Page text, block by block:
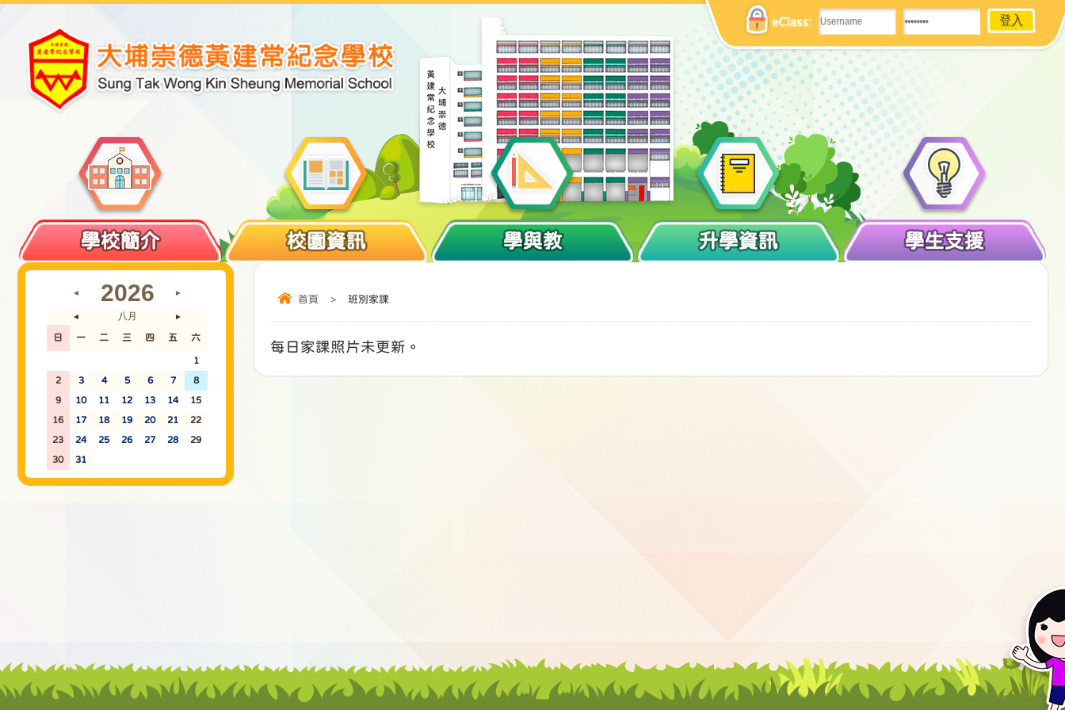
eClass:
學校簡介 校園資訊 學與教 升學資訊 學生支援
首頁 > 班別家課
每日家課照片未更新。
◄ 2026 ►
◄ 八月 ►
日 一 二 三 四 五 六
1
2 3 4 5 6 7 8
9 10 11 12 13 14 15
16 17 18 19 20 21 22
23 24 25 26 27 28 29
30 31